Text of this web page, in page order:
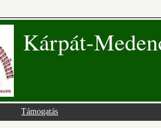
Kárpát-
Támogatás